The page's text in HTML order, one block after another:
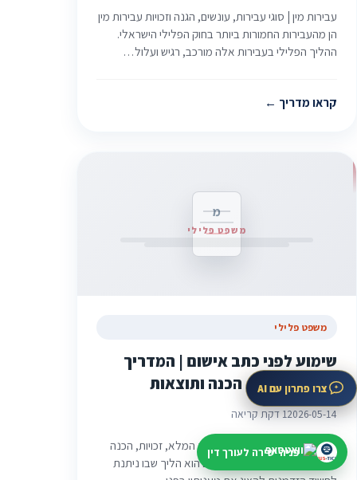
עבירות מין | סוגי עבירות, עונשים, הגנה וזכויות עבירות מין
הן מהעבירות החמורות ביותר בחוק הפלילי הישראלי.
ההליך הפלילי בעבירות אלה מורכב, רגיש ועלול…
קראו מדריך
מ
משפט פלילי
משפט פלילי
שימוע לפני כתב אישום | המדריך
המלא: זכויות, הכנה ותוצאות
2026-05-141 דקת קריאה
שימוע לפני כתב אישום | המדריך המלא, זכויות, הכנה
ותוצאות שימוע לפני כתב אישום הוא הליך שבו ניתנת
צרו פתרון עם AI
פניה ישירה לעורך דין